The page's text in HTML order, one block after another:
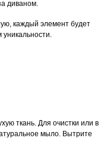
диваном.
каждый элемент будет
ткань. Для очистки или в
мыло. Вытрите